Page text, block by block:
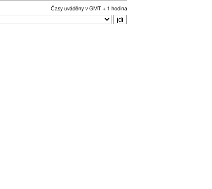
Časy uváděny v GMT + 1 hodina